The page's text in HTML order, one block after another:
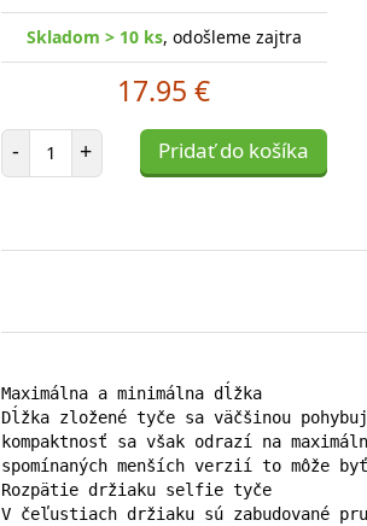
Skladom > 10 ks, odošleme zajtra
17.95 €
- Počet položiek
+ Pridať do košíka
Maximálna a minimálna dĺžka
Dĺžka zložené tyče sa väčšinou
kompaktnosť sa však odrazí na
spomínaných menších verzií to môže
Rozpätie držiaku selfie tyče
V čeľustiach držiaku sú zabudované